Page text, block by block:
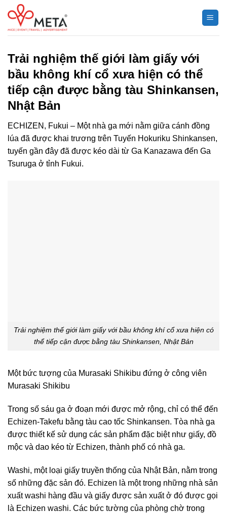
Chuyển
đến
nội
Trải nghiệm thế giới làm giấy với
bầu không khí cổ xưa hiện có thể
tiếp cận được bằng tàu Shinkansen,
Nhật Bản
ECHIZEN, Fukui – Một nhà ga mới nằm giữa cánh đồng
lúa đã được khai trương trên Tuyến Hokuriku Shinkansen,
tuyến gần đây đã được kéo dài từ Ga Kanazawa đến Ga
Tsuruga ở tỉnh Fukui.
Trải nghiệm thế giới làm giấy với bầu không khí cổ xưa hiện có
thể tiếp cận được bằng tàu Shinkansen, Nhật Bản
Một bức tượng của Murasaki Shikibu đứng ở công viên
Murasaki Shikibu
Trong số sáu ga ở đoạn mới được mở rộng, chỉ có thể đến
Echizen-Takefu bằng tàu cao tốc Shinkansen. Tòa nhà ga
được thiết kế sử dụng các sản phẩm đặc biệt như giấy, đồ
mộc và dao kéo từ Echizen, thành phố có nhà ga.
Washi, một loại giấy truyền thống của Nhật Bản, nằm trong
số những đặc sản đó. Echizen là một trong những nhà sản
xuất washi hàng đầu và giấy được sản xuất ở đó được gọi
là Echizen washi. Các bức tường của phòng chờ trong